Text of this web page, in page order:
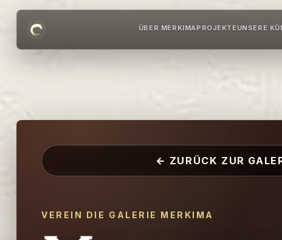
ÜBER MERKIMA PROJEKTEUNSERE
← ZURÜCK ZUR
VEREIN DIE GALERIE MERKIMA